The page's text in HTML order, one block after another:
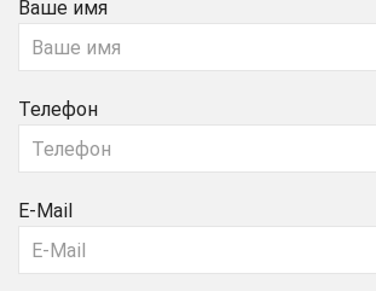
Ваше имя
Телефон
E-Mail